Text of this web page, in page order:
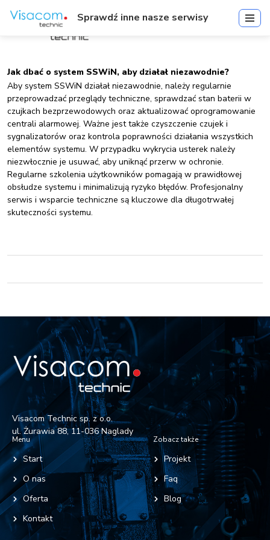
Jak dbać o system SSWiN, aby działał niezawodnie?
Aby system SSWiN działał niezawodnie, należy regularnie
przeprowadzać przeglądy techniczne, sprawdzać stan baterii w
czujkach bezprzewodowych oraz aktualizować oprogramowanie
centrali alarmowej. Ważne jest także czyszczenie czujek i
sygnalizatorów oraz kontrola poprawności działania wszystkich
elementów systemu. W przypadku wykrycia usterek należy
niezwłocznie je usuwać, aby uniknąć przerw w ochronie.
Regularne szkolenia użytkowników pomagają w prawidłowej
obsłudze systemu i minimalizują ryzyko błędów. Profesjonalny
serwis i wsparcie techniczne są kluczowe dla długotrwałej
skuteczności systemu.
Visacom Technic sp. z o.o.
ul. Żurawia 88, 11-036 Naglady
Menu
Start
O nas
Oferta
Kontakt
Zobacz także
Projekt
Faq
Blog
Sprawdź inne nasze serwisy